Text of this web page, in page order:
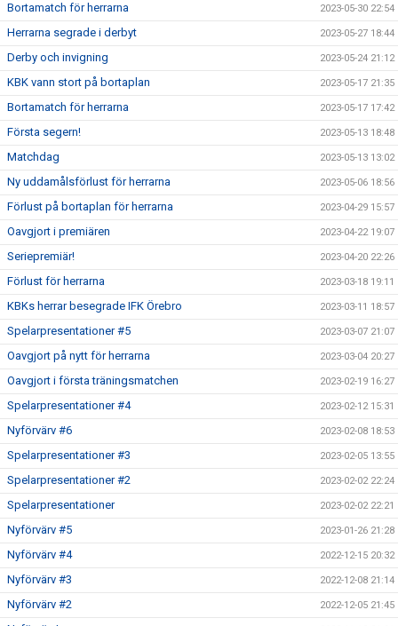
Bortamatch för herrarna 2023-05-30 22:54
Herrarna segrade i derbyt 2023-05-27 18:44
Derby och invigning 2023-05-24 21:12
KBK vann stort på bortaplan 2023-05-17 21:35
Bortamatch för herrarna 2023-05-17 17:42
Första segern! 2023-05-13 18:48
Matchdag 2023-05-13 13:02
Ny uddamålsförlust för herrarna 2023-05-06 18:56
Förlust på bortaplan för herrarna 2023-04-29 15:57
Oavgjort i premiären 2023-04-22 19:07
Seriepremiär! 2023-04-20 22:26
Förlust för herrarna 2023-03-18 19:11
KBKs herrar besegrade IFK Örebro 2023-03-11 18:57
Spelarpresentationer #5 2023-03-07 21:07
Oavgjort på nytt för herrarna 2023-03-04 20:27
Oavgjort i första träningsmatchen 2023-02-19 16:27
Spelarpresentationer #4 2023-02-12 15:31
Nyförvärv #6 2023-02-08 18:53
Spelarpresentationer #3 2023-02-05 13:55
Spelarpresentationer #2 2023-02-02 22:24
Spelarpresentationer 2023-02-02 22:21
Nyförvärv #5 2023-01-26 21:28
Nyförvärv #4 2022-12-15 20:32
Nyförvärv #3 2022-12-08 21:14
Nyförvärv #2 2022-12-05 21:45